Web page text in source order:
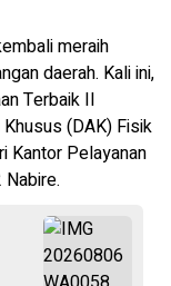
meraih
daerah. Kali ini,
Terbaik II
(DAK) Fisik
Kantor Pelayanan